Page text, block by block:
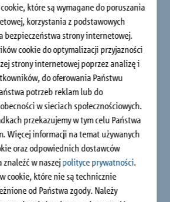
które są wymagane do poruszania
korzystania z podstawowych
bezpieczeństwa strony internetowej.
cookie do optymalizacji przyjazności
strony internetowej poprzez analizę i
do oferowania Państwu
potrzeb reklam lub do
w sieciach społecznościowych.
przekazujemy w tym celu Państwa
Więcej informacji na temat używanych
oraz odpowiednich dostawców
znaleźć w naszejpolityce prywatności.
cookie, które nie są technicznie
od Państwa zgody. Należy
nowości Schöck dowiedzą się
targach międzynarodowych.
na Państwa propozycje i dialog z
przepuścić takiej szansy. Państwa